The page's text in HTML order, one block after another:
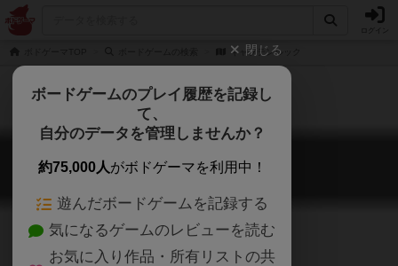
キャプテンルック
キャプテンルック
Käpt'n Kuck
閉じる
ボードゲームのプレイ履歴を記録し
て、
自分のデータを管理しませんか？
約75,000人がボドゲーマを利用中！
遊んだボードゲームを記録する
気になるゲームのレビューを読む
お気に入り作品・所有リストの共